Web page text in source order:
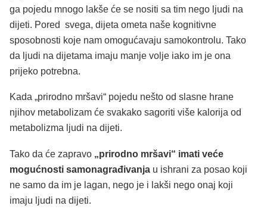
ga pojedu mnogo lakše će se nositi sa tim nego ljudi na
dijeti. Pored svega, dijeta ometa naše kognitivne
sposobnosti koje nam omogućavaju samokontrolu. Tako
da ljudi na dijetama imaju manje volje iako im je ona
prijeko potrebna.
Kada „prirodno mršavi“ pojedu nešto od slasne hrane
njihov metabolizam će svakako sagoriti više kalorija od
metabolizma ljudi na dijeti.
Tako da će zapravo „prirodno mršavi“ imati veće
mogućnosti samonagrađivanja u ishrani za posao koji
ne samo da im je lagan, nego je i lakši nego onaj koji
imaju ljudi na dijeti.